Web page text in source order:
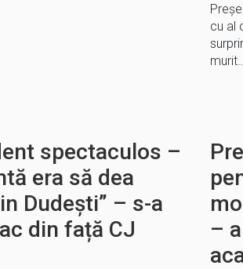
cu al
spectaculos –
era să dea
Dudești” – s-a
din față CJ
–